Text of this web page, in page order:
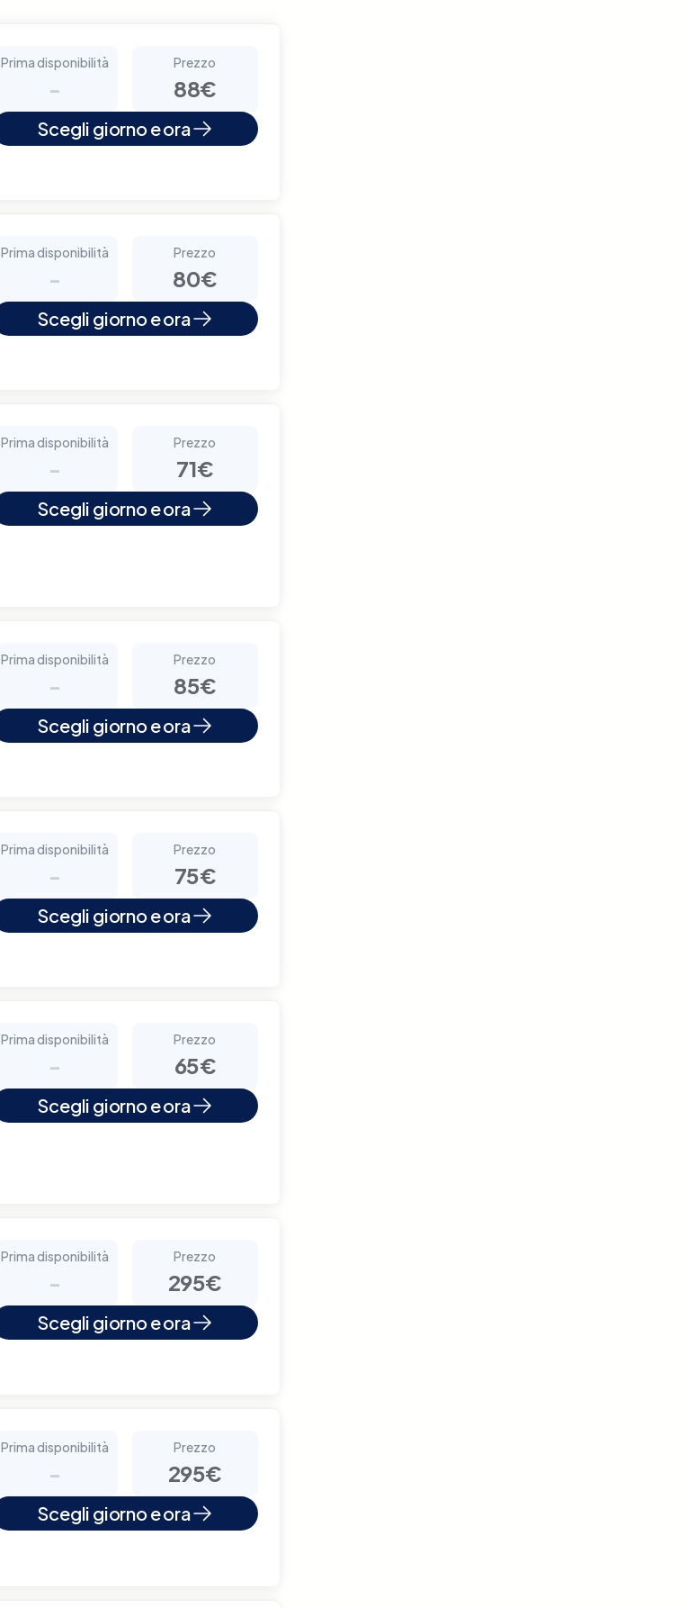
Prima disponibilità
-
Prezzo
88€
Scegli giorno e ora
Prima disponibilità
-
Prezzo
80€
Scegli giorno e ora
Prima disponibilità
-
Prezzo
71€
Scegli giorno e ora
Prima disponibilità
-
Prezzo
85€
Scegli giorno e ora
Prima disponibilità
-
Prezzo
75€
Scegli giorno e ora
Prima disponibilità
-
Prezzo
65€
Scegli giorno e ora
Prima disponibilità
-
Prezzo
295€
Scegli giorno e ora
Prima disponibilità
-
Prezzo
295€
Scegli giorno e ora